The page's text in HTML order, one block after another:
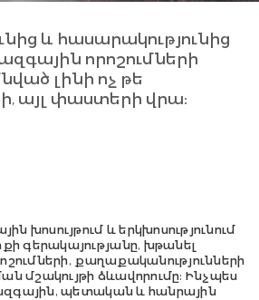
և հասարակությունից
որոշումների
լինի ոչ թե
այլ փաստերի վրա։
խոսույթում և երկխոսությունում
գերակայությանը, խթանել
քաղաքականությունների
մշակույթի ձևավորումը: Ինչպես
պետական և հանրային